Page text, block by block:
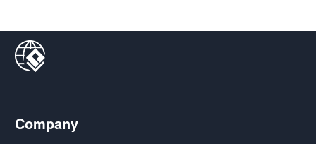
Company